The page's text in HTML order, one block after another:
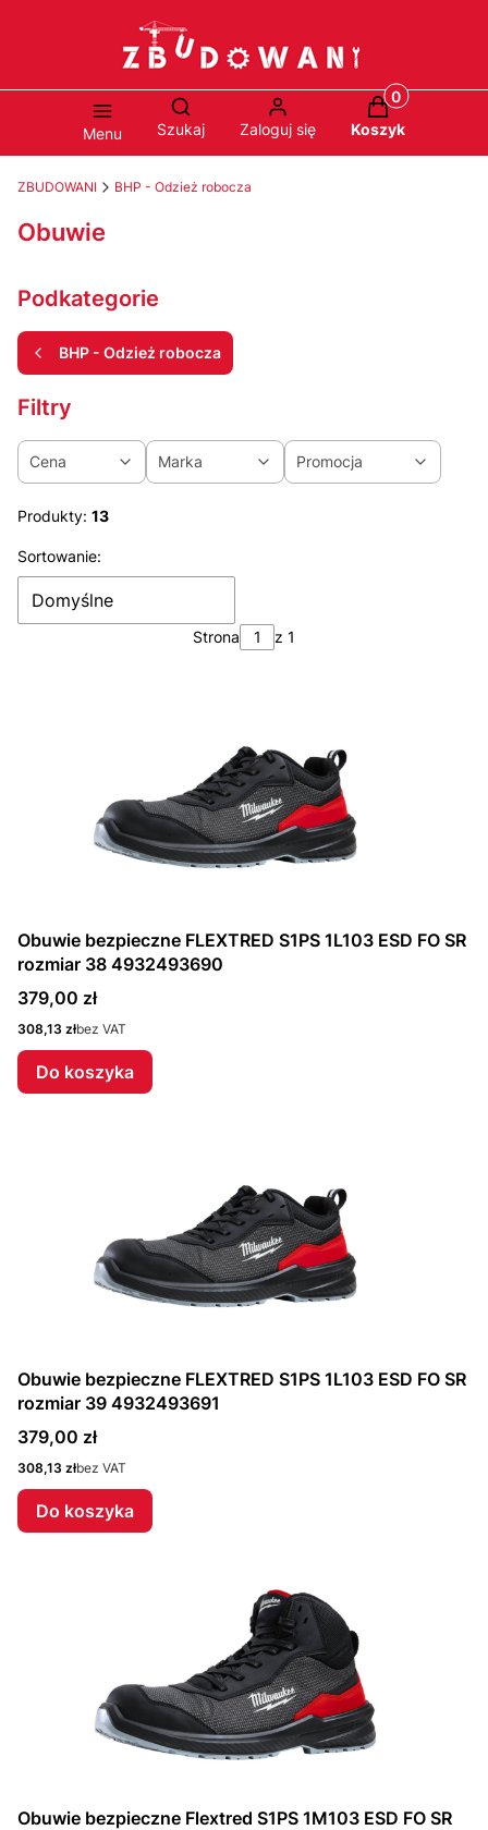
Menu
Otwórz wyszukiwarkę
Szukaj Zaloguj się
Produkty w
Koszyk
ZBUDOWANI BHP - Odzież robocza
Obuwie
Podkategorie
BHP - Odzież robocza
Filtry
Cena Marka Promocja
Koniec filtrów
Produkty: 13
Lista produktów
Sortowanie:
Domyślne
Strona z 1
Obuwie bezpieczne FLEXTRED S1PS 1L103 ESD FO SR
rozmiar 38 4932493690
Cena
379,00 zł
Cena
308,13 złbez VAT
Do koszyka
Obuwie bezpieczne FLEXTRED S1PS 1L103 ESD FO SR
rozmiar 39 4932493691
Cena
379,00 zł
Cena
308,13 złbez VAT
Do koszyka
Obuwie bezpieczne Flextred S1PS 1M103 ESD FO SR